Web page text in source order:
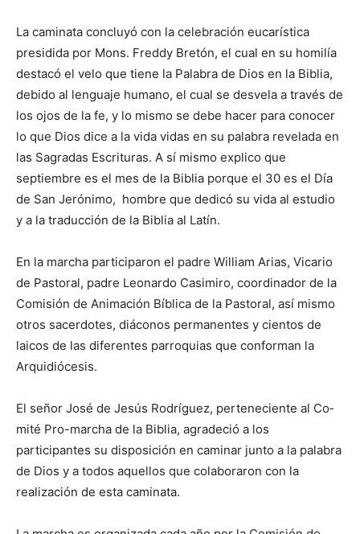
La caminata concluyó con la celebración eucarística
presidida por Mons. Freddy Bretón, el cual en su homilía
destacó el velo que tiene la Palabra de Dios en la Biblia,
debido al lenguaje humano, el cual se desvela a través de
los ojos de la fe, y lo mismo se debe hacer para conocer
lo que Dios dice a la vida vidas en su palabra revelada en
las Sagradas Escrituras. A sí mis­mo explico que
septiembre es el mes de la Biblia porque el 30 es el Día
de San Jerónimo, hombre que dedicó su vida al estudio
y a la traducción de la Biblia al Latín.
En la marcha participaron el padre William Arias, Vica­rio
de Pastoral, padre Leo­nardo Casimiro, coordinador de la
Comisión de Animación Bíblica de la Pastoral, así mismo
otros sacerdotes, diáconos permanentes y cientos de
laicos de las diferentes parroquias que conforman la
Arquidiócesis.
El señor José de Jesús Ro­dríguez, perteneciente al Co­
mité Pro-marcha de la Biblia, agradeció a los
participantes su disposición en caminar junto a la palabra
de Dios y a todos aquellos que colabora­ron con la
realización de esta caminata.